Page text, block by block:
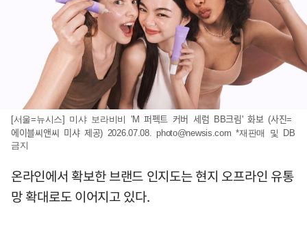
[서울=뉴시스] 미샤 보라비비 'M 퍼펙트 커버 세럼 BB크림' 화보 (사진=
에이블씨앤씨 미샤 제공) 2026.07.08.photo@newsis.com *재판매 및 DB
금지
온라인에서 확보한 브랜드 인지도는 현지 오프라인 유통
망 확대로도 이어지고 있다.